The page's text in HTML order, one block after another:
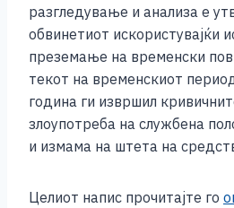
разгледување и анализа е
обвинетиот искористувајќи
преземање на временски
текот на временскиот
година ги извршил
злоупотреба на службена
и измама на штета на
Целиот напис прочитајте го